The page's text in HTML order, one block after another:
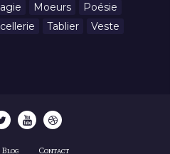
Moeurs
Poésie
Tablier Veste
Blog Contact